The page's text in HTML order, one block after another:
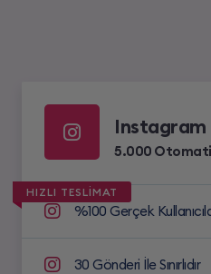
Instagram
5.000
HIZLI TESLİMAT
%100 Gerçek
30 Gönderi İle Sınırlıdır